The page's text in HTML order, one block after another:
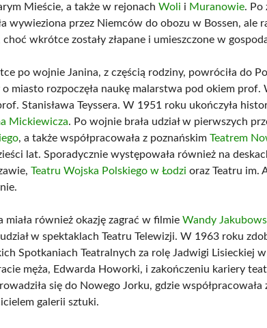
Mieście, a także w rejonachWoli i Muranowie. Po
wywieziona przez Niemców do obozu w Bossen, ale
choć wkrótce zostały złapane i umieszczone w
po wojnie Janina, z częścią rodziny, powróciła do
miasto rozpoczęła naukę malarstwa pod okiem prof.
Stanisława Teyssera. W 1951 roku ukończyła
Mickiewicza. Po wojnie brała udział w pierwszych
, a także współpracowała z poznańskimTeatrem
lat. Sporadycznie występowała również na
Teatru Wojska Polskiego w Łodzi oraz Teatru im.
miała również okazję zagrać w filmieWandy
udział w spektaklach Teatru Telewizji. W 1963 roku
Spotkaniach Teatralnych za rolę Jadwigi Lisieckiej w
męża, Edwarda Howorki, i zakończeniu kariery
się do Nowego Jorku, gdzie
galerii sztuki.